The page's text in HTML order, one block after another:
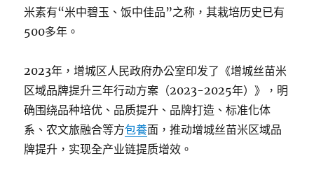
米素有“米中碧玉、饭中佳品”之称，其栽培历史已有
500多年。
2023年，增城区人民政府办公室印发了《增城丝苗米
区域品牌提升三年行动方案（2023-2025年）》，明
确围绕品种培优、品质提升、品牌打造、标准化体
系、农文旅融合等方包養面，推动增城丝苗米区域品
牌提升，实现全产业链提质增效。